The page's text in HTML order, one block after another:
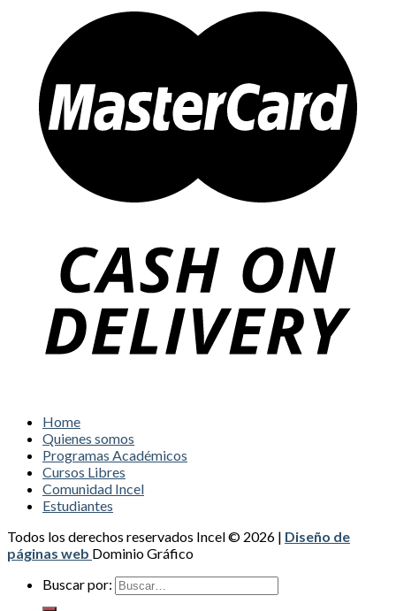
Home
Quienes somos
Programas Académicos
Cursos Libres
Comunidad Incel
Estudiantes
Todos los derechos reservados Incel © 2026 | Diseño de
páginas web Dominio Gráfico
Buscar por: